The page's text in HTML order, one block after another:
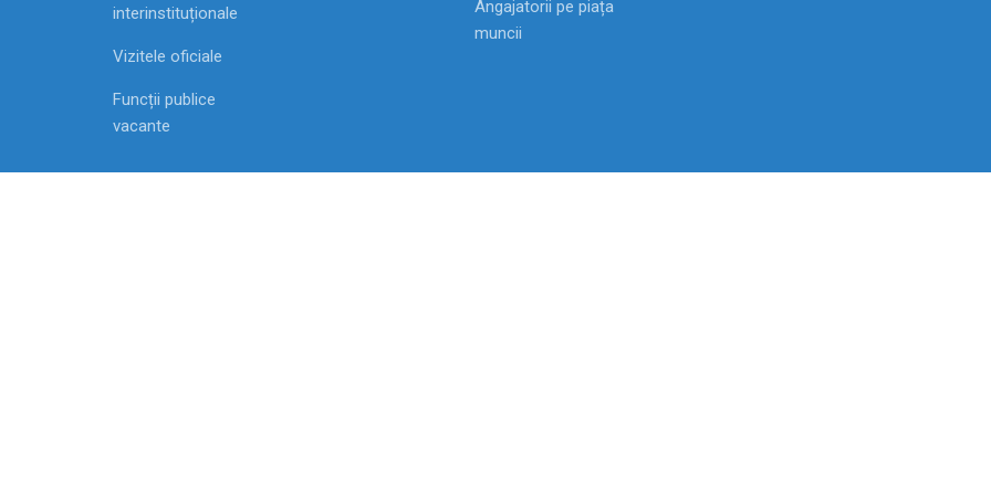
interinstituționale
Vizitele oficiale
Funcții publice
vacante
Angajatorii pe piața
muncii